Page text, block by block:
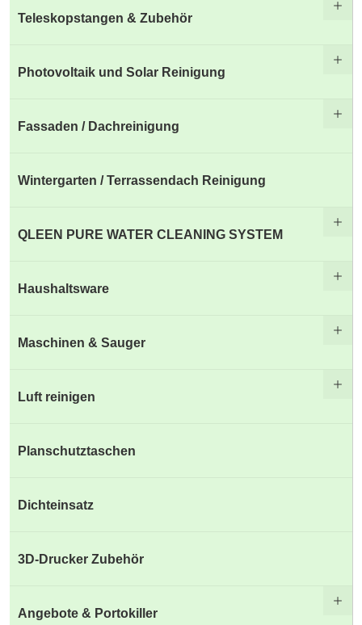
Teleskopstangen & Zubehör
Photovoltaik und Solar Reinigung
Fassaden / Dachreinigung
Wintergarten / Terrassendach Reinigung
QLEEN PURE WATER CLEANING SYSTEM
Haushaltsware
Maschinen & Sauger
Luft reinigen
Planschutztaschen
Dichteinsatz
3D-Drucker Zubehör
Angebote & Portokiller